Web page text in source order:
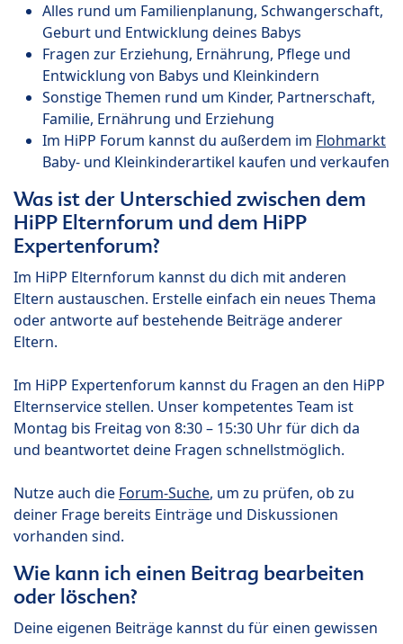
Alles rund um Familienplanung, Schwangerschaft,
Geburt und Entwicklung deines Babys
Fragen zur Erziehung, Ernährung, Pflege und
Entwicklung von Babys und Kleinkindern
Sonstige Themen rund um Kinder, Partnerschaft,
Familie, Ernährung und Erziehung
Im HiPP Forum kannst du außerdem im Flohmarkt
Baby- und Kleinkinderartikel kaufen und verkaufen
Was ist der Unterschied zwischen dem
HiPP Elternforum und dem HiPP
Expertenforum?
Im HiPP Elternforum kannst du dich mit anderen
Eltern austauschen. Erstelle einfach ein neues Thema
oder antworte auf bestehende Beiträge anderer
Eltern.
Im HiPP Expertenforum kannst du Fragen an den HiPP
Elternservice stellen. Unser kompetentes Team ist
Montag bis Freitag von 8:30 – 15:30 Uhr für dich da
und beantwortet deine Fragen schnellstmöglich.
Nutze auch die Forum-Suche, um zu prüfen, ob zu
deiner Frage bereits Einträge und Diskussionen
vorhanden sind.
Wie kann ich einen Beitrag bearbeiten
oder löschen?
Deine eigenen Beiträge kannst du für einen gewissen